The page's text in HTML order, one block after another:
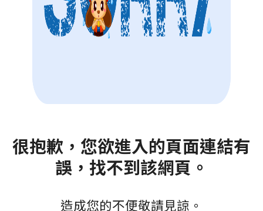
很抱歉，您欲進入的頁面連結有
誤，找不到該網頁。
造成您的不便敬請見諒。